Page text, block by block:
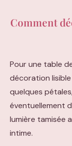
Comment
Pour une table
décoration
quelques
éventuellement
lumière tamisée
intime.